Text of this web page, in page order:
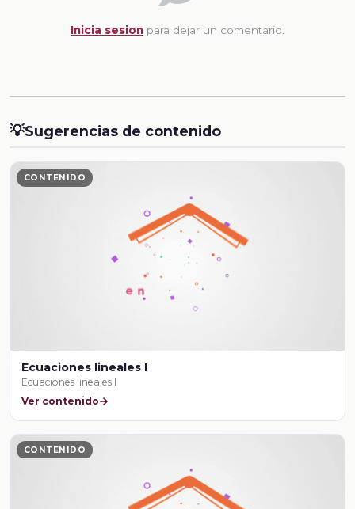
Inicia sesion para dejar un comentario.
💡Sugerencias de contenido
CONTENIDO
Ecuaciones lineales I
Ecuaciones lineales I
Ver contenido
CONTENIDO